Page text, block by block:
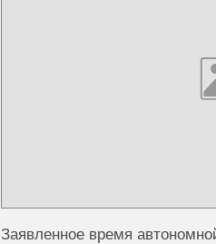
Заявленное время